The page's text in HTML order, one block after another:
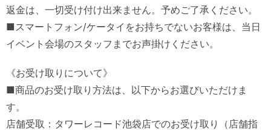
返金は、一切受け付け出来ません。予めご了承ください。
■スマートフォン/ケータイをお持ちでないお客様は、当日
イベント会場のスタッフまでお声掛けください。
《お受け取りについて》
■商品のお受け取り方法は、以下からお選びいただけま
す。
店舗受取：タワーレコード池袋店でのお受け取り（店舗指